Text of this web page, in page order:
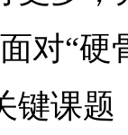
对“硬
键课